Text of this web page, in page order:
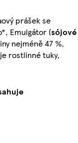
prášek se
Emulgátor (sójové
nejméně 47 %,
rostlinné tuky,